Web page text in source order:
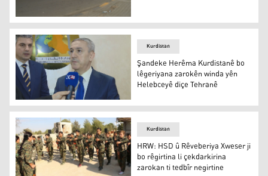
Bexda
Ebdila Hacî Mehmûd
Kurdistan
Şandeke Herêma Kurdistanê bo
lêgeriyana zarokên winda yên
Helebceyê diçe Tehranê
Kurdistan
HRW: HSD û Rêveberiya Xweser ji
bo rêgirtina li çekdarkirina
zarokan ti tedbîr negirtine